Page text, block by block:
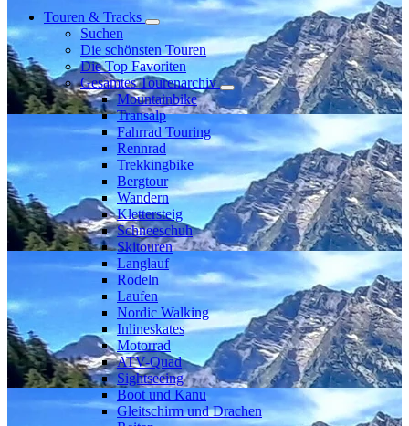
Touren & Tracks
Suchen
Die schönsten Touren
Die Top Favoriten
Gesamtes Tourenarchiv
Mountainbike
Transalp
Fahrrad Touring
Rennrad
Trekkingbike
Bergtour
Wandern
Klettersteig
Schneeschuh
Skitouren
Langlauf
Rodeln
Laufen
Nordic Walking
Inlineskates
Motorrad
ATV-Quad
Sightseeing
Boot und Kanu
Gleitschirm und Drachen